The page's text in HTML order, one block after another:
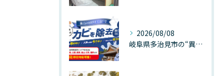
2026/08/08
岐阜県多治見市の“異常な高温”が建物内部を破壊する──深層カビが急増する危険な温度差の正体